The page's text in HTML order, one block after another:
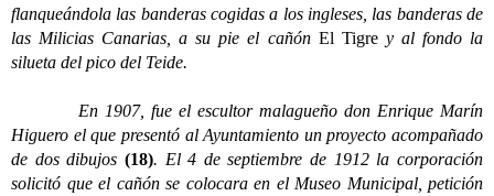
flanqueándola las banderas cogidas a los ingleses, las banderas de
las Milicias Canarias, a su pie el cañón El Tigrey al fondo la
silueta del pico del Teide.
En 1907, fue el escultor malagueño don Enrique Marín
Higuero el que presentó al Ayuntamiento un proyecto acompañado
de dos dibujos (18). El 4 de septiembre de 1912 la corporación
solicitó que el cañón se colocara en el Museo Municipal, petición